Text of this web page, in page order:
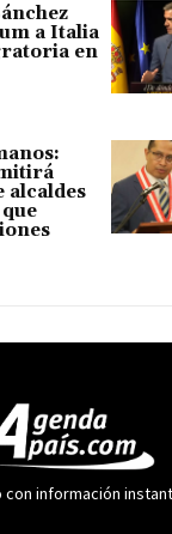
a Italia
en
alcaldes
información